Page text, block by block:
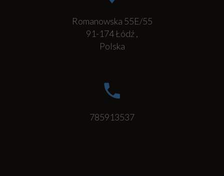
Romanowska 55E/55
91-174Łódź,
Polska
785913537